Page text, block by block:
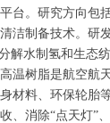
台。研究方向包
洁制备技术。研
解水制氢和生态
温树脂是航空航
材料、环保轮胎
、消除“点天灯”